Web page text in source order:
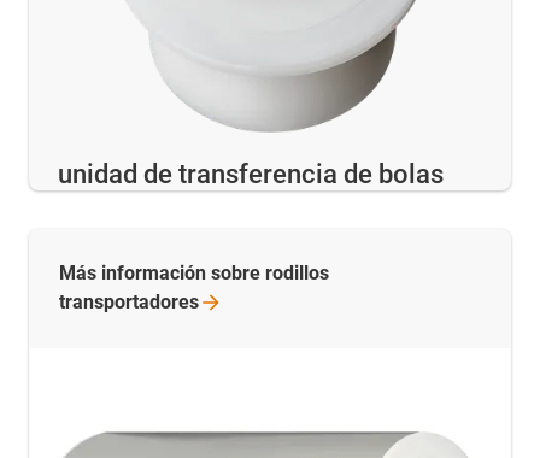
unidad de transferencia de bolas
Más información sobre rodillos
transportadores